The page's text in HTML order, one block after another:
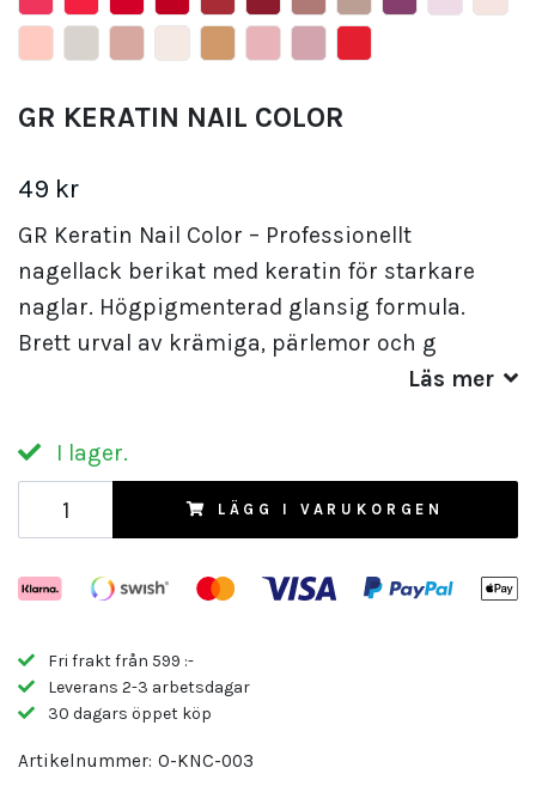
GR KERATIN NAIL COLOR
49 kr
GR Keratin Nail Color – Professionellt
nagellack berikat med keratin för starkare
naglar. Högpigmenterad glansig formula.
Brett urval av krämiga, pärlemor och g
Läs mer
I lager.
LÄGG I VARUKORGEN
Fri frakt från 599 :-
Leverans 2-3 arbetsdagar
30 dagars öppet köp
Artikelnummer: O-KNC-003